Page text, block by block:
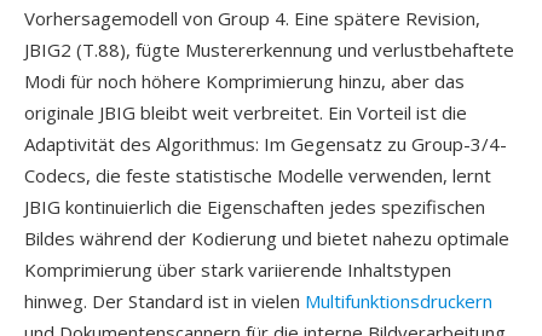
Vorhersagemodell von Group 4. Eine spätere Revision,
JBIG2 (T.88), fügte Mustererkennung und verlustbehaftete
Modi für noch höhere Komprimierung hinzu, aber das
originale JBIG bleibt weit verbreitet. Ein Vorteil ist die
Adaptivität des Algorithmus: Im Gegensatz zu Group-3/4-
Codecs, die feste statistische Modelle verwenden, lernt
JBIG kontinuierlich die Eigenschaften jedes spezifischen
Bildes während der Kodierung und bietet nahezu optimale
Komprimierung über stark variierende Inhaltstypen
hinweg. Der Standard ist in vielen Multifunktionsdruckern